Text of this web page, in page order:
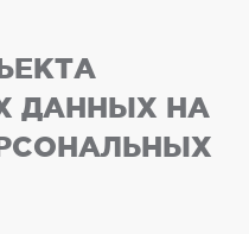
ДАННЫХ НА